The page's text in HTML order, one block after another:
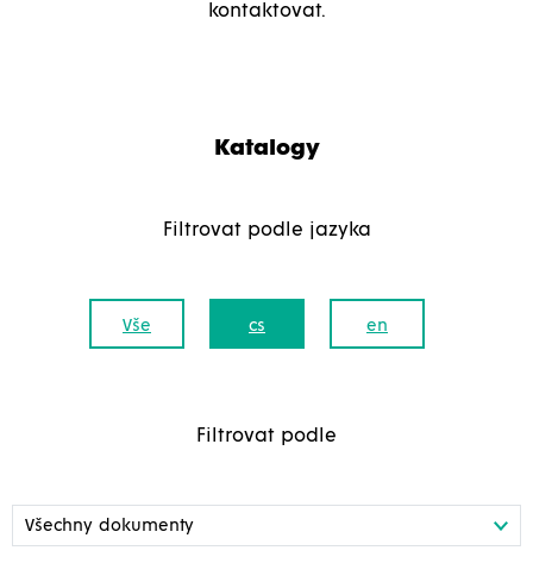
kontaktovat.
Katalogy
Filtrovat podle jazyka
Vše cs en
Filtrovat podle